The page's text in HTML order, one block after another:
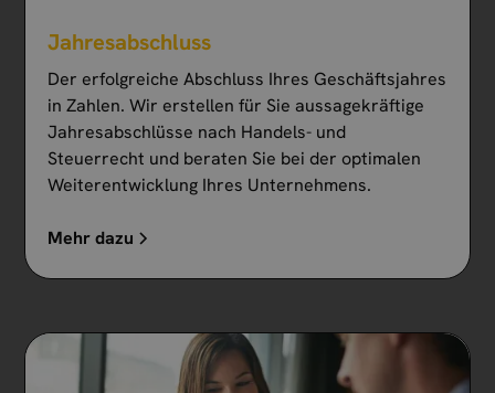
Jahresabschluss
Der erfolgreiche Abschluss Ihres Geschäftsjahres
in Zahlen. Wir erstellen für Sie aussagekräftige
Jahresabschlüsse nach Handels- und
Steuerrecht und beraten Sie bei der optimalen
Weiterentwicklung Ihres Unternehmens.
Mehr dazu